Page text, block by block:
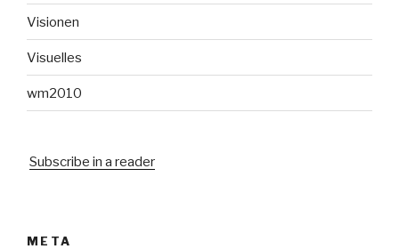
Visionen
Visuelles
wm2010
Subscribe in a reader
META